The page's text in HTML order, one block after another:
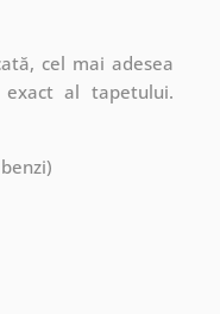
cel mai adesea
al tapetului.